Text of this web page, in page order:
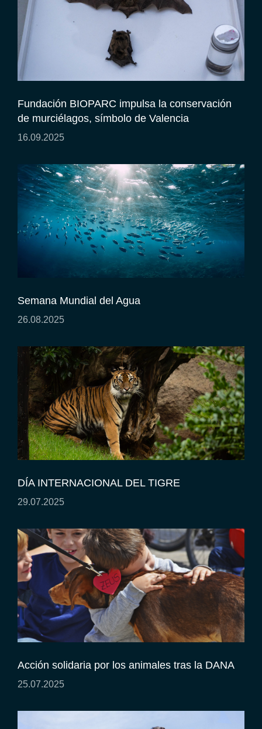
Fundación BIOPARC impulsa la conservación
de murciélagos, símbolo de Valencia
16.09.2025
Semana Mundial del Agua
26.08.2025
DÍA INTERNACIONAL DEL TIGRE
29.07.2025
Acción solidaria por los animales tras la DANA
25.07.2025